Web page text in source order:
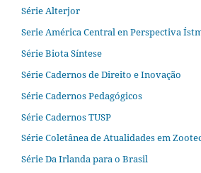
Série Alterjor
Serie América Central en Perspectiva
Série Biota Síntese
Série Cadernos de Direito e Inovação
Série Cadernos Pedagógicos
Série Cadernos TUSP
Série Coletânea de Atualidades em
Série Da Irlanda para o Brasil